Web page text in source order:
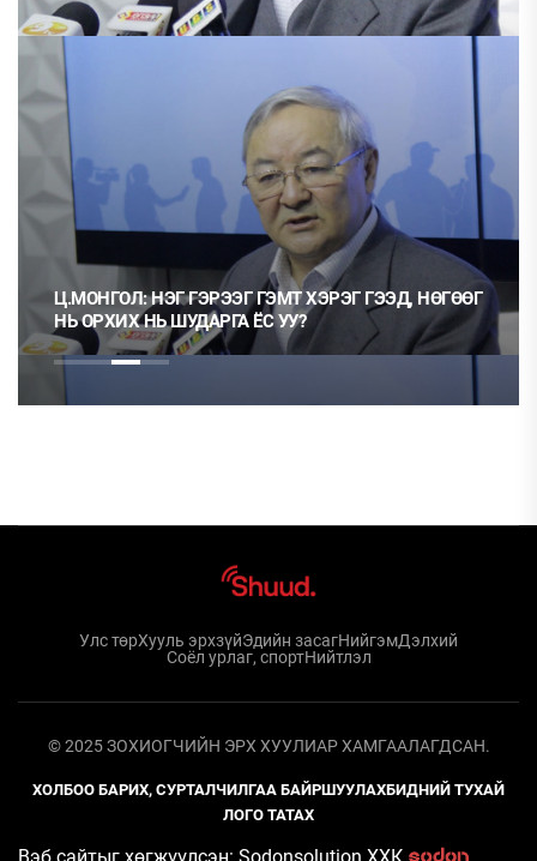
Ц.МОНГОЛ: НЭГ ГЭРЭЭГ ГЭМТ ХЭРЭГ ГЭЭД, НӨГӨӨГ
НЬ ОРХИХ НЬ ШУДАРГА ЁС УУ?
Улс төрХууль эрхзүйЭдийн засагНийгэмДэлхий
Соёл урлаг, спортНийтлэл
© 2025 ЗОХИОГЧИЙН ЭРХ ХУУЛИАР ХАМГААЛАГДСАН.
ХОЛБОО БАРИХ, СУРТАЛЧИЛГАА БАЙРШУУЛАХБИДНИЙ ТУХАЙ
ЛОГО ТАТАХ